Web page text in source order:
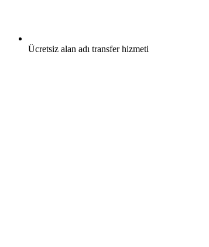
Ücretsiz alan adı transfer hizmeti